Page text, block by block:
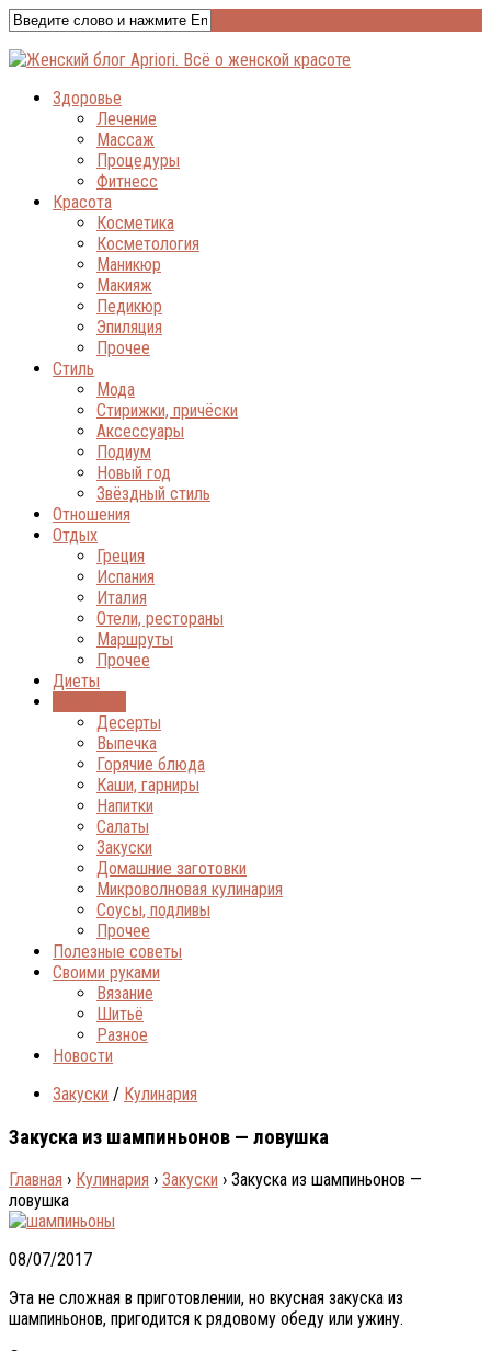
Здоровье
Лечение
Массаж
Процедуры
Фитнесс
Красота
Косметика
Косметология
Маникюр
Макияж
Педикюр
Эпиляция
Прочее
Стиль
Мода
Стирижки, причёски
Аксессуары
Подиум
Новый год
Звёздный стиль
Отношения
Отдых
Греция
Испания
Италия
Отели, рестораны
Маршруты
Прочее
Диеты
Десерты
Выпечка
Горячие блюда
Каши, гарниры
Напитки
Салаты
Закуски
Домашние заготовки
Микроволновая кулинария
Соусы, подливы
Прочее
Полезные советы
Своими руками
Вязание
Шитьё
Разное
Новости
Закуски / Кулинария
Закуска из шампиньонов — ловушка
Главная › Кулинария › Закуски › Закуска из шампиньонов —
ловушка
08/07/2017
Эта не сложная в приготовлении, но вкусная закуска из
шампиньонов, пригодится к рядовому обеду или ужину.